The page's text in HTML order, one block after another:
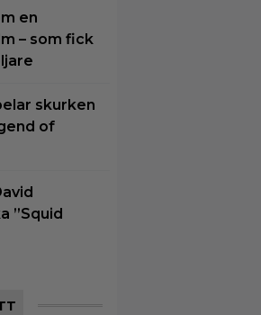
en
– som fick
skurken
of
”Squid